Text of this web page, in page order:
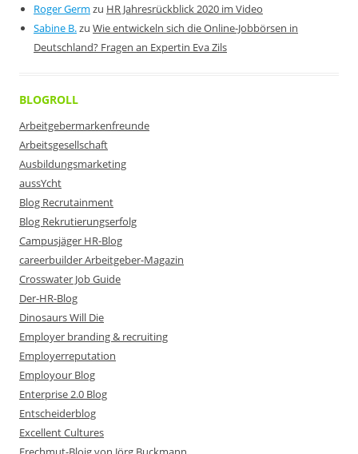
Roger Germ zu HR Jahresrückblick 2020 im Video
Sabine B.zu Wie entwickeln sich die Online-Jobbörsen in
Deutschland? Fragen an Expertin Eva Zils
BLOGROLL
Arbeitgebermarkenfreunde
Arbeitsgesellschaft
Ausbildungsmarketing
aussYcht
Blog Recrutainment
Blog Rekrutierungserfolg
Campusjäger HR-Blog
careerbuilder Arbeitgeber-Magazin
Crosswater Job Guide
Der-HR-Blog
Dinosaurs Will Die
Employer branding & recruiting
Employerreputation
Employour Blog
Enterprise 2.0 Blog
Entscheiderblog
Excellent Cultures